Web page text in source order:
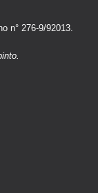
n° 276-9/92013.